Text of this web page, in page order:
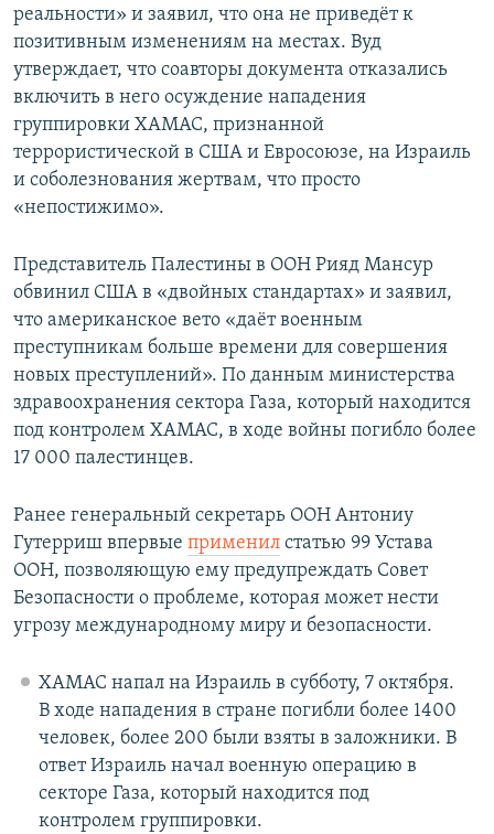
реальности» и заявил, что она не приведёт к
позитивным изменениям на местах. Вуд
утверждает, что соавторы документа отказались
включить в него осуждение нападения
группировки ХАМАС, признанной
террористической в США и Евросоюзе, на Израиль
и соболезнования жертвам, что просто
«непостижимо».
Представитель Палестины в ООН Рияд Мансур
обвинил США в «двойных стандартах» и заявил,
что американское вето «даёт военным
преступникам больше времени для совершения
новых преступлений». По данным министерства
здравоохранения сектора Газа, который находится
под контролем ХАМАС, в ходе войны погибло более
17 000 палестинцев.
Ранее генеральный секретарь ООН Антониу
Гутерриш впервые применил статью 99 Устава
ООН, позволяющую ему предупреждать Совет
Безопасности о проблеме, которая может нести
угрозу международному миру и безопасности.
ХАМАС напал на Израиль в субботу, 7 октября.
В ходе нападения в стране погибли более 1400
человек, более 200 были взяты в заложники. В
ответ Израиль начал военную операцию в
секторе Газа, который находится под
контролем группировки.